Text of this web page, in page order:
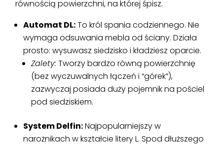
równością powierzchni, na której śpisz.
Automat DL:To król spania codziennego. Nie
wymaga odsuwania mebla od ściany. Działa
prosto: wysuwasz siedzisko i kładziesz oparcie.
Zalety: Tworzy bardzo równą powierzchnię
(bez wyczuwalnych łączeń i “górek”),
zazwyczaj posiada duży pojemnik na pościel
pod siedziskiem.
System Delfin:Najpopularniejszy w
narożnikach w kształcie litery L. Spod dłuższego